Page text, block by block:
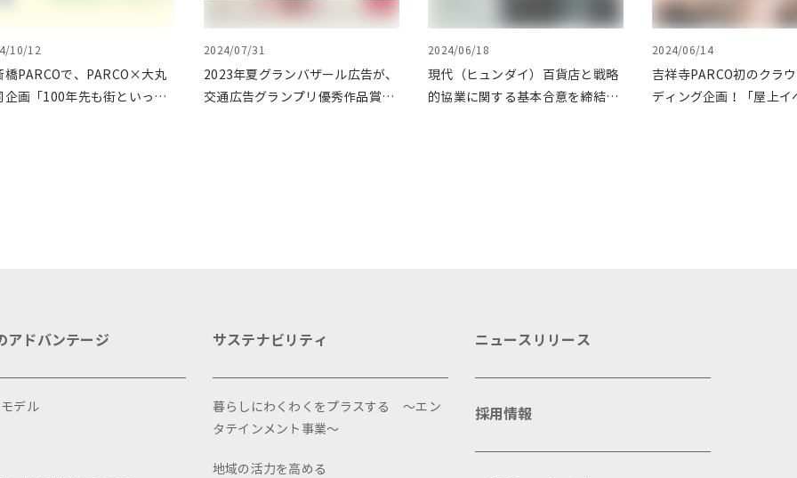
10/12
橋PARCOで、PARCO×大丸
企画「100年先も街といっし
2024/07/31
2023年夏グランバザール広告が、
交通広告グランプリ優秀作品賞を
2024/06/18
現代（ヒュンダイ）百貨店と戦略
的協業に関する基本合意を締結。
2024/06/14
吉祥寺PARCO初のクラ
ディング企画！「屋上イ
アドバンテージ
デル
サステナビリティ
暮らしにわくわくをプラスする ～エン
タテインメント事業～
地域の活力を高める
ニュースリリース
採用情報